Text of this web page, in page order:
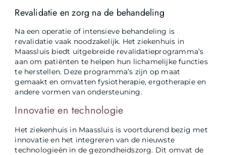
Revalidatie en zorg na de behandeling
Na een operatie of intensieve behandeling is
revalidatie vaak noodzakelijk. Het ziekenhuis in
Maassluis biedt uitgebreide revalidatieprogramma’s
aan om patiënten te helpen hun lichamelijke functies
te herstellen. Deze programma’s zijn op maat
gemaakt en omvatten fysiotherapie, ergotherapie en
andere vormen van ondersteuning.
Innovatie en technologie
Het ziekenhuis in Maassluis is voortdurend bezig met
innovatie en het integreren van de nieuwste
technologieën in de gezondheidszorg. Dit omvat de